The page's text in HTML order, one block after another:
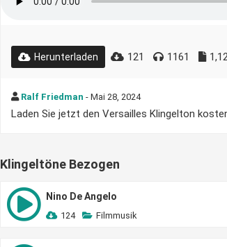
Herunterladen 121 1161
Ralf Friedman - Mai 28, 2024
Laden Sie jetzt den Versailles Klingelton
Klingeltöne Bezogen
Nino De Angelo
124 Filmmusik